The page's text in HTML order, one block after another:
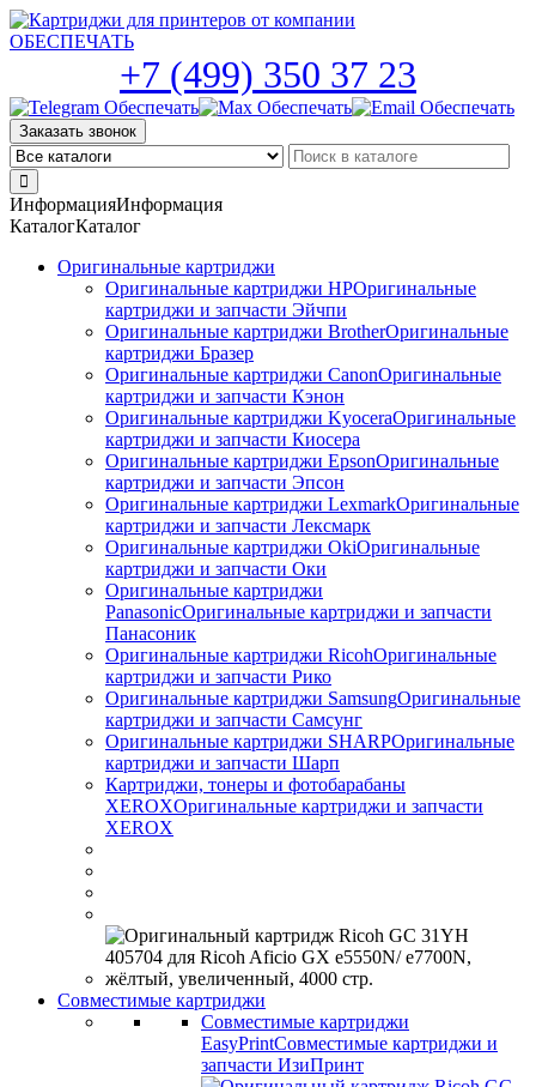
Skip
to
+7 (499) 350 37 23
Заказать звонок
ИнформацияИнформация
КаталогКаталог
Оригинальные картриджи
Оригинальные картриджи HPОригинальные
картриджи и запчасти Эйчпи
Оригинальные картриджи BrotherОригинальные
картриджи Бразер
Оригинальные картриджи CanonОригинальные
картриджи и запчасти Кэнон
Оригинальные картриджи KyoceraОригинальные
картриджи и запчасти Киосера
Оригинальные картриджи EpsonОригинальные
картриджи и запчасти Эпсон
Оригинальные картриджи LexmarkОригинальные
картриджи и запчасти Лексмарк
Оригинальные картриджи ОkiОригинальные
картриджи и запчасти Оки
Оригинальные картриджи
PanasonicОригинальные картриджи и запчасти
Панасоник
Оригинальные картриджи RicohОригинальные
картриджи и запчасти Рико
Оригинальные картриджи SamsungОригинальные
картриджи и запчасти Самсунг
Оригинальные картриджи SHARPОригинальные
картриджи и запчасти Шарп
Картриджи, тонеры и фотобарабаны
XEROXОригинальные картриджи и запчасти
XEROX
Совместимые картриджи
Совместимые картриджи
EasyPrintСовместимые картриджи и
запчасти ИзиПринт